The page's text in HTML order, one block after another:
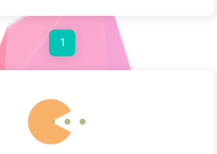
，效果出人意料地不 ...
1